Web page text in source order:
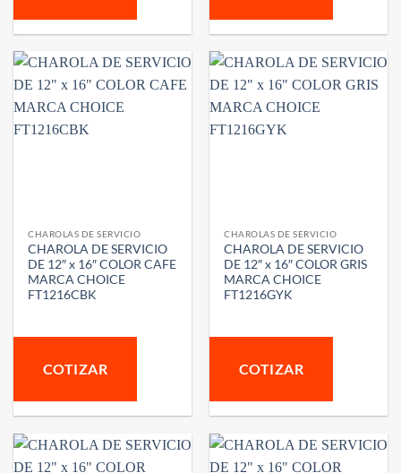
CHAROLAS DE SERVICIO
CHAROLA DE SERVICIO
DE 12″ x 16″ COLOR CAFE
MARCA CHOICE
FT1216CBK
COTIZAR
CHAROLAS DE SERVICIO
CHAROLA DE SERVICIO
DE 12″ x 16″ COLOR GRIS
MARCA CHOICE
FT1216GYK
COTIZAR